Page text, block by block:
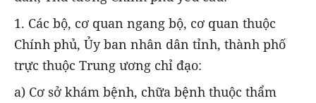
1. Các bộ, cơ quan ngang bộ, cơ quan thuộc
Chính phủ, Ủy ban nhân dân tỉnh, thành phố
trực thuộc Trung ương chỉ đạo:
a) Cơ sở khám bệnh, chữa bệnh thuộc thẩm